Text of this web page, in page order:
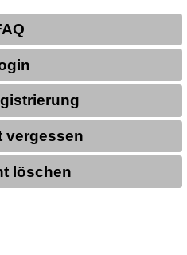
vergessen
löschen